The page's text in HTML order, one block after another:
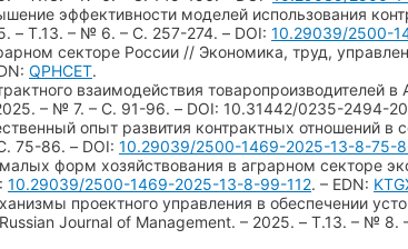
эффективности моделей использования
– Т.13. – № 6. – С. 257-274. – DOI: 10.29039/2500-
секторе России // Экономика, труд,
QPHCET.
взаимодействия товаропроизводителей
– № 7. – С. 91-96. – DOI: 10.31442/0235-2494-
опыт развития контрактных отношений в
75-86. – DOI: 10.29039/2500-1469-2025-13-8-75-
форм хозяйствования в аграрном секторе
10.29039/2500-1469-2025-13-8-99-112. – EDN:
проектного управления в обеспечении
Journal of Management. – 2025. – Т.13. – №